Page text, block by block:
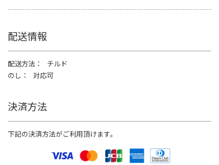
配送情報
配送方法
チルド
のし
対応可
決済方法
下記の決済方法がご利用頂けます。